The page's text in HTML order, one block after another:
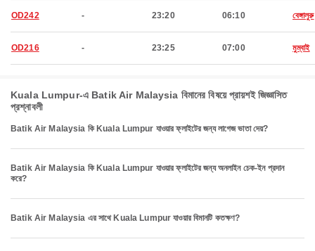
OD242 - 23:20 06:10 বেঙ্গালুরু
OD216 - 23:25 07:00 মুম্বাই
Kuala Lumpur-এ Batik Air Malaysia বিমানের বিষয়ে প্রায়শই জিজ্ঞাসিত
প্রশ্নাবলী
Batik Air Malaysia কি Kuala Lumpur যাওয়ার ফ্লাইটের জন্য লাগেজ ভাতা দেয়?
Batik Air Malaysia কি Kuala Lumpur যাওয়ার ফ্লাইটের জন্য অনলাইন চেক-ইন প্রদান
করে?
Batik Air Malaysia এর সাথে Kuala Lumpur যাওয়ার বিমানটি কতক্ষণ?